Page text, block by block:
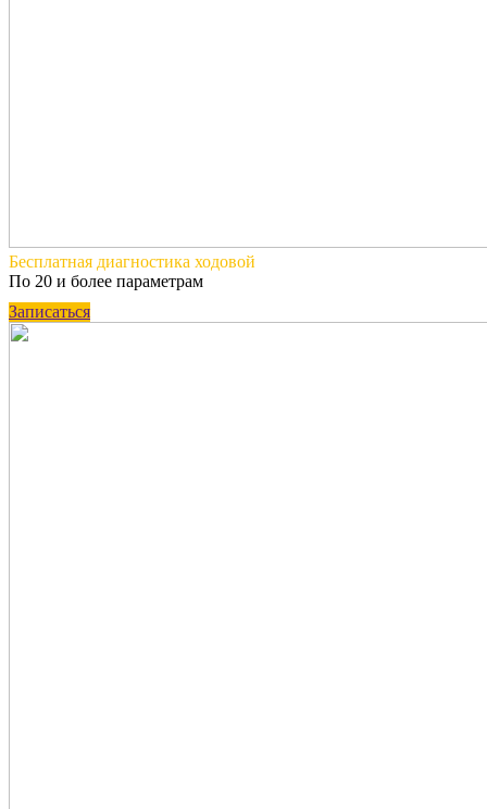
Бесплатная диагностика ходовой
По 20 и более параметрам
Записаться